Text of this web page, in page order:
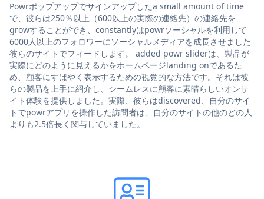
Powrポップアップでサインアップしたa small amount of time
で、彼らは250％以上（600以上の実際の連絡先）の連絡先を
growすることができ、constantlyはpowrソーシャルを利用して
6000人以上のフォロワーにソーシャルメディアを成長させました
彼らのサイトでフィードします。 added powr sliderは、製品が
実際にどのように見えるかをホームページlanding onであるた
め、顧客にすばやく表示するための視覚的な方法です。それは彼
らの製品を上手に紹介し、シームレスに顧客に素晴らしいオンサ
イト体験を提供しました。実際、彼らはdiscovered、自分のサイ
トでpowrアプリを操作した訪問者は、自分のサイトの他のどの人
よりも2.5倍長く関与していました。